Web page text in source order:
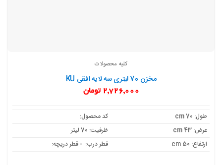
کلیه محصولات
مخزن 70 لیتری سه لایه افقی KU
2,726,000 تومان
طول: cm 70
کد محصول:
عرض: 43 cm
ظرفیت: 70 لیتر
ارتفاع: 50 cm
قطر درب: - قطر دریچه: